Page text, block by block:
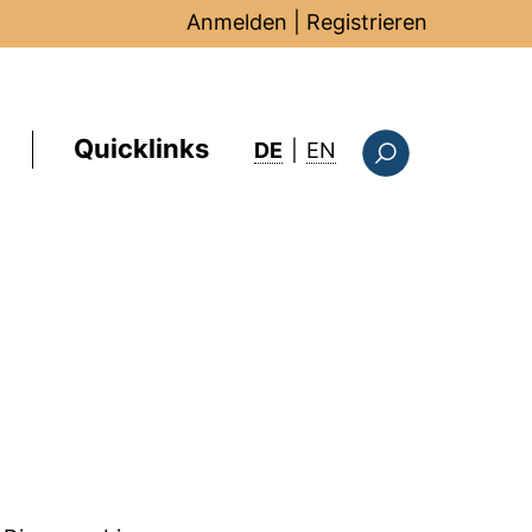
Anmelden Registrieren
Quicklinks DE EN : this page in